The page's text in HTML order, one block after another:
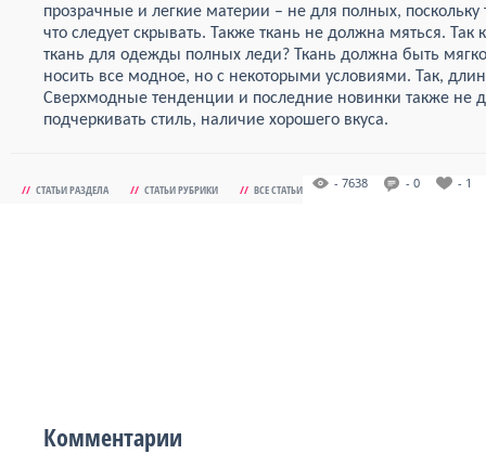
прозрачные и легкие материи – не для полных,
что следует скрывать. Также ткань не должна мяться.
ткань для одежды полных леди? Ткань должна быть
носить все модное, но с некоторыми условиями. Так,
Сверхмодные тенденции и последние новинки также не
подчеркивать стиль, наличие хорошего вкуса.
// СТАТЬИ РАЗДЕЛА // СТАТЬИ РУБРИКИ // ВСЕ СТАТЬИ - 7638 - 0 - 1
Комментарии